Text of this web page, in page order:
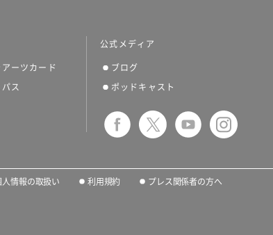
ーツカード
ス
公式メディア
ブログ
ポッドキャスト
人情報の取扱い 利用規約 プレス関係者の方へ